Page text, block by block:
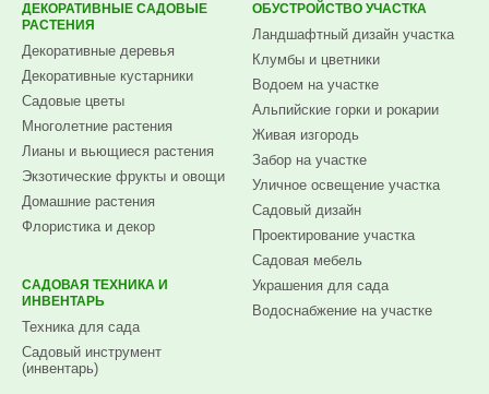
ДЕКОРАТИВНЫЕ САДОВЫЕ
РАСТЕНИЯ
Декоративные деревья
Декоративные кустарники
Садовые цветы
Многолетние растения
Лианы и вьющиеся растения
Экзотические фрукты и овощи
Домашние растения
Флористика и декор
САДОВАЯ ТЕХНИКА И
ИНВЕНТАРЬ
Техника для сада
Садовый инструмент
(инвентарь)
ОБУСТРОЙСТВО УЧАСТКА
Ландшафтный дизайн участка
Клумбы и цветники
Водоем на участке
Альпийские горки и рокарии
Живая изгородь
Забор на участке
Уличное освещение участка
Садовый дизайн
Проектирование участка
Садовая мебель
Украшения для сада
Водоснабжение на участке